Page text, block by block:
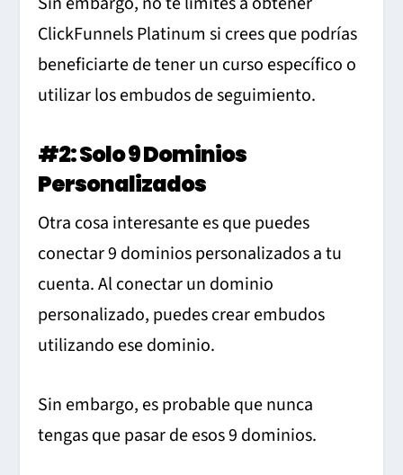
ClickFunnels Platinum si crees que podrías
beneficiarte de tener un curso específico o
utilizar los embudos de seguimiento.
#2: Solo 9 Dominios
Personalizados
Otra cosa interesante es que puedes
conectar 9 dominios personalizados a tu
cuenta. Al conectar un dominio
personalizado, puedes crear embudos
utilizando ese dominio.
Sin embargo, es probable que nunca
tengas que pasar de esos 9 dominios.